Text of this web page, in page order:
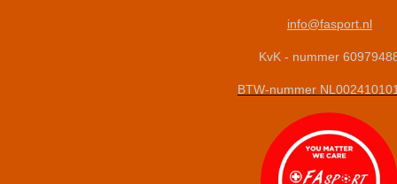
info@fasport.nl
KvK - nummer
BTW-nummer